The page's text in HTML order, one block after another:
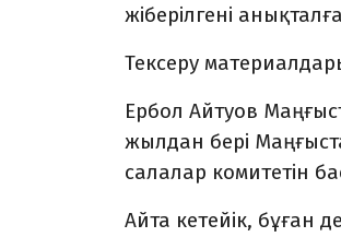
жіберілгені
Тексеру
Ербол Айтуов
жылдан бері
салалар комитетін
Айта кетейік, бұған